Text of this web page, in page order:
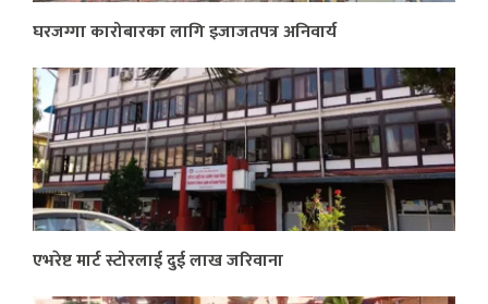
घरजग्गा कारोबारका लागि इजाजतपत्र अनिवार्य
एभरेष्ट मार्ट स्टोरलाई दुई लाख जरिवाना